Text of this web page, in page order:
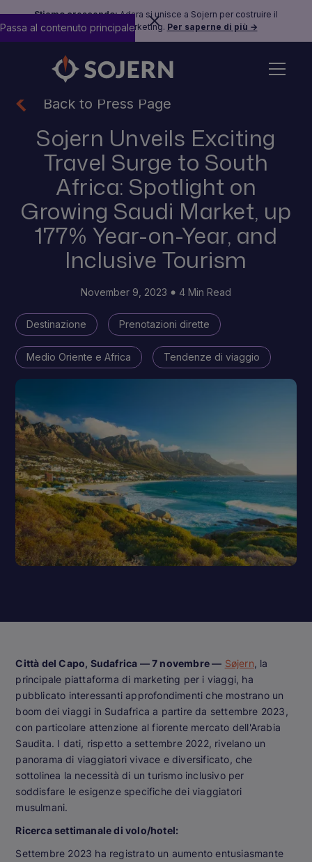
Stiamo crescendo:Adara si unisce a Sojern per costruire il
futuro del travel marketing. Per saperne di più →
Passa al contenuto principale
Back to Press Page
Sojern Unveils Exciting
Travel Surge to South
Africa: Spotlight on
Growing Saudi Market, up
177% Year-on-Year, and
Inclusive Tourism
November 9, 2023 4 Min Read
Destinazione Prenotazioni dirette
Medio Oriente e Africa Tendenze di viaggio
Città del Capo, Sudafrica — 7 novembre — Søjern, la
principale piattaforma di marketing per i viaggi, ha
pubblicato interessanti approfondimenti che mostrano un
boom dei viaggi in Sudafrica a partire da settembre 2023,
con particolare attenzione al fiorente mercato dell'Arabia
Saudita. I dati, rispetto a settembre 2022, rivelano un
panorama di viaggiatori vivace e diversificato, che
sottolinea la necessità di un turismo inclusivo per
soddisfare le esigenze specifiche dei viaggiatori
musulmani.
Ricerca settimanale di volo/hotel:
Settembre 2023 ha registrato un aumento entusiasmante